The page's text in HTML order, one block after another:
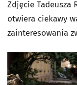
Zdjęcie Tadeusza
otwiera ciekawy
zainteresowania